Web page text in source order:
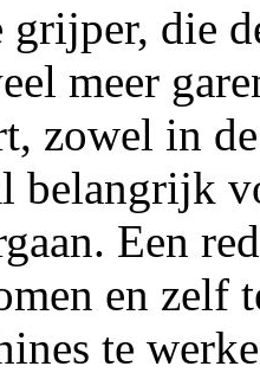
die
meer
zowel in
belangrijk
Een
en zelf
te